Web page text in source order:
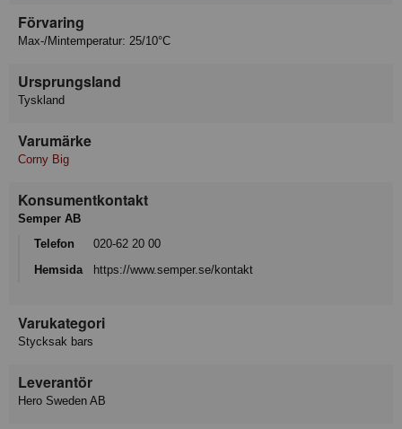
Förvaring
Max-/Mintemperatur: 25/10°C
Ursprungsland
Tyskland
Varumärke
Corny Big
Konsumentkontakt
Semper AB
Telefon
020-62 20 00
Hemsida
https://www.semper.se/kontakt
Varukategori
Stycksak bars
Leverantör
Hero Sweden AB